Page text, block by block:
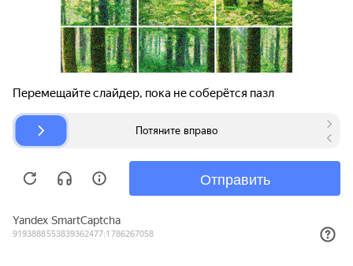
Для автокомпаний
Авторазборки
Помощь
Карта сайта
© bibinet.ru - система поиска запчастей,
Copyright 2010-2026 Все права защищены